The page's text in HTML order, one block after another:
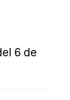
6 de